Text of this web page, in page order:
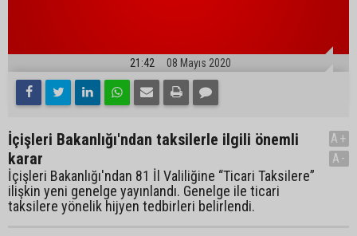
21:42 08 Mayıs 2020
İçişleri Bakanlığı'ndan taksilerle ilgili önemli
karar
İçişleri Bakanlığı'ndan 81 İl Valiliğine “Ticari Taksilere”
ilişkin yeni genelge yayınlandı. Genelge ile ticari
taksilere yönelik hijyen tedbirleri belirlendi.
A+
A-